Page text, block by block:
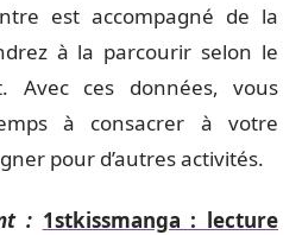
est accompagné de la
à la parcourir selon le
Avec ces données, vous
à consacrer à votre
pour d’autres activités.
: 1stkissmanga : lecture